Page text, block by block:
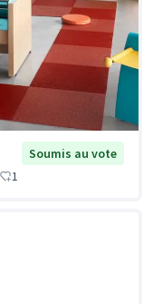
Soumis au vote
1